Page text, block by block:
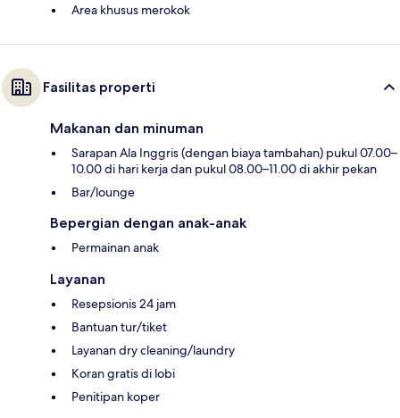
Area khusus merokok
Fasilitas properti
Makanan dan minuman
Sarapan Ala Inggris (dengan biaya tambahan) pukul 07.00–
10.00 di hari kerja dan pukul 08.00–11.00 di akhir pekan
Bar/lounge
Bepergian dengan anak-anak
Permainan anak
Layanan
Resepsionis 24 jam
Bantuan tur/tiket
Layanan dry cleaning/laundry
Koran gratis di lobi
Penitipan koper